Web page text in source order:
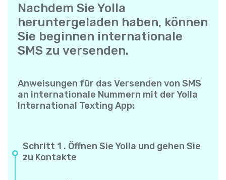
Nachdem Sie Yolla
heruntergeladen haben, können
Sie beginnen internationale
SMS zu versenden.
Anweisungen für das Versenden von SMS
an internationale Nummern mit der Yolla
International Texting App:
Schritt 1 . Öffnen Sie Yolla und gehen Sie
zu Kontakte